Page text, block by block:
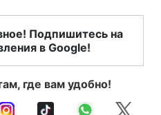
Подпишитесь на
в Google!
где вам удобно!